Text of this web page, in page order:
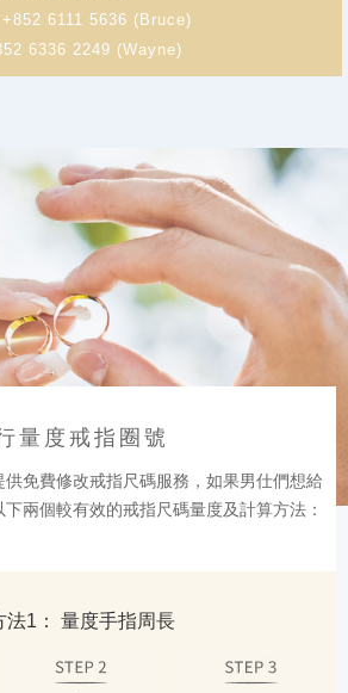
6111 5636 (Bruce)
6336 2249 (Wayne)
量度戒指圈號
免費修改戒指尺碼服務，如果男仕們想給
兩個較有效的戒指尺碼量度及計算方法：
法1： 量度手指周長